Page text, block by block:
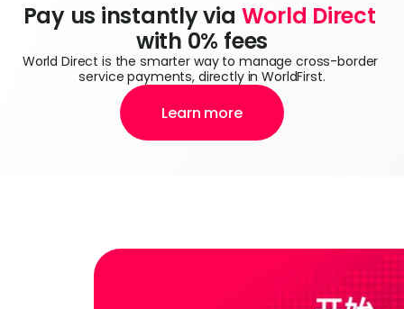
Pay us instantly via World Direct
with 0% fees
World Direct is the smarter way to manage cross-border
service payments, directly in WorldFirst.
Learn more